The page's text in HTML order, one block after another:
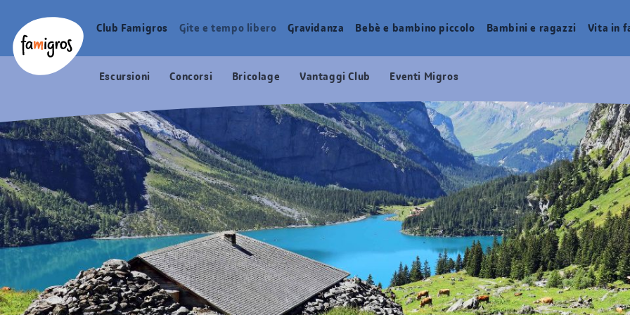
segnalibri
Logo
Navigazione
Club Famigros Gite e tempo libero Gravidanza Bebè e bambino piccolo Bambini e ragazzi Vita in
Escursioni Concorsi Bricolage Vantaggi Club Eventi Migros